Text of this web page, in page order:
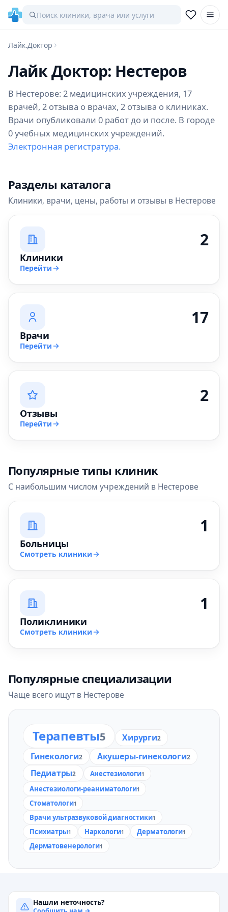
Лайк.Доктор
Лайк Доктор: Нестеров
В Нестерове: 2 медицинских учреждения, 17
врачей, 2 отзыва о врачах, 2 отзыва о клиниках.
Врачи опубликовали 0 работ до и после. В городе
0 учебных медицинских учреждений.
Электронная регистратура.
Разделы каталога
Клиники, врачи, цены, работы и отзывы в Нестерове
2
Клиники
Перейти
17
Врачи
Перейти
2
Отзывы
Перейти
Популярные типы клиник
С наибольшим числом учреждений в Нестерове
1
Больницы
Смотреть клиники
1
Поликлиники
Смотреть клиники
Популярные специализации
Чаще всего ищут в Нестерове
Терапевты5 Хирурги2
Гинекологи2 Акушеры-гинекологи2
Педиатры2 Анестезиологи1
Анестезиологи-реаниматологи1
Стоматологи1
Врачи ультразвуковой диагностики1
Психиатры1 Наркологи1 Дерматологи1
Дерматовенерологи1
Нашли неточность?